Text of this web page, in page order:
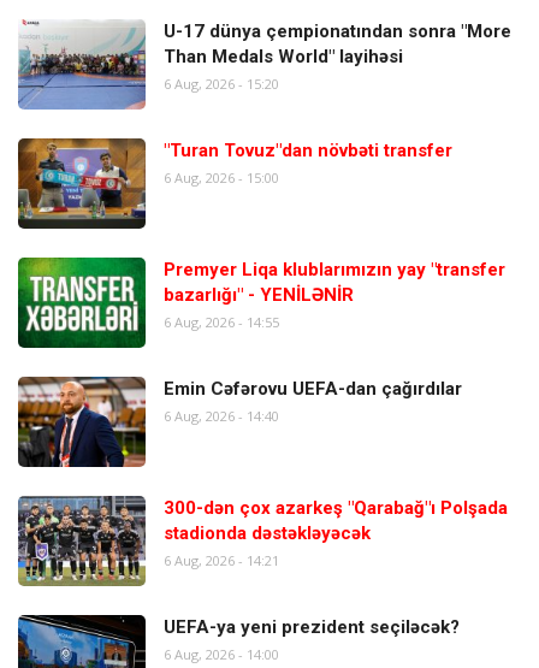
U-17 dünya çempionatından sonra "More
Than Medals World" layihəsi
6 Aug, 2026 - 15:20
"Turan Tovuz"dan növbəti transfer
6 Aug, 2026 - 15:00
Premyer Liqa klublarımızın yay "transfer
bazarlığı" - YENİLƏNİR
6 Aug, 2026 - 14:55
Emin Cəfərovu UEFA-dan çağırdılar
6 Aug, 2026 - 14:40
300-dən çox azarkeş "Qarabağ"ı Polşada
stadionda dəstəkləyəcək
6 Aug, 2026 - 14:21
UEFA-ya yeni prezident seçiləcək?
6 Aug, 2026 - 14:00